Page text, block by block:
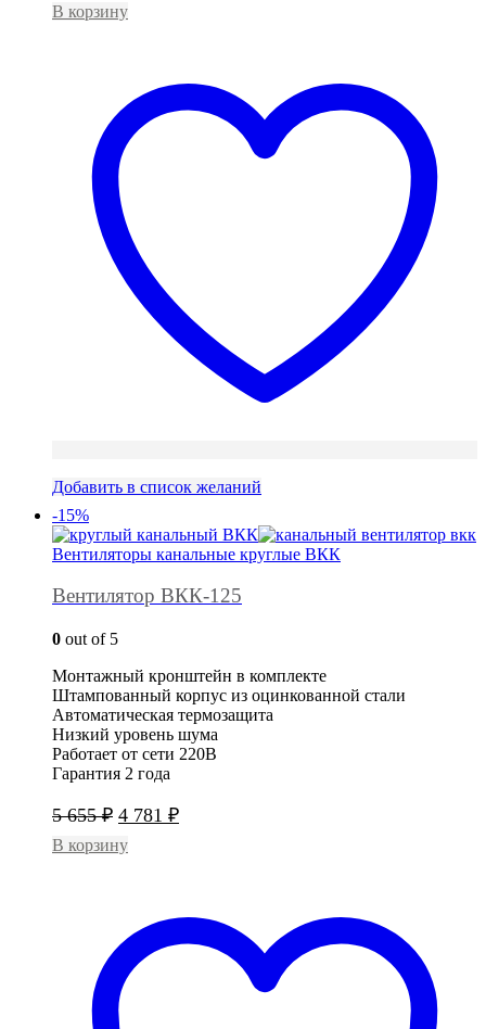
составляла
В корзину
Добавить в список желаний
-15%
Вентиляторы канальные круглые ВКК
Вентилятор ВКК-125
0 out of 5
Монтажный кронштейн в комплекте
Штампованный корпус из оцинкованной стали
Автоматическая термозащита
Низкий уровень шума
Работает от сети 220В
Гарантия 2 года
5 655₽ Первоначальная
составляла
4 781 ₽Текущая
В корзину